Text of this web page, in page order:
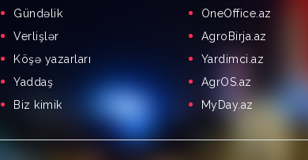
Gündəlik
Verlişlər
Köşə yazarları
Yaddaş
Biz kimik
OneOffice.az
AgroBirja.az
Yardimci.az
AgrOS.az
MyDay.az